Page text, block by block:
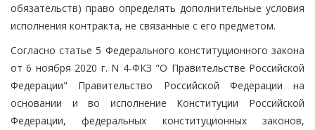
обязательств) право определять дополнительные условия
исполнения контракта, не связанные с его предметом.
Согласно статье 5 Федерального конституционного закона
от 6 ноября 2020 г. N 4-ФКЗ "О Правительстве Российской
Федерации" Правительство Российской Федерации на
основании и во исполнение Конституции Российской
Федерации, федеральных конституционных законов,